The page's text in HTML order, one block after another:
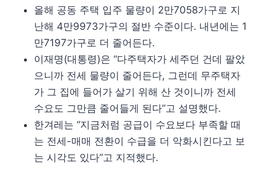
올해 공동 주택 입주 물량이 2만7058가구로 지
난해 4만9973가구의 절반 수준이다. 내년에는 1
만7197가구로 더 줄어든다.
이재명(대통령)은 “다주택자가 세주던 건데 팔았
으니까 전세 물량이 줄어든다, 그런데 무주택자
가 그 집에 들어가 살기 위해 산 것이니까 전세
수요도 그만큼 줄어들게 된다”고 설명했다.
한겨레는 “지금처럼 공급이 수요보다 부족할 때
는 전세-매매 전환이 수급을 더 악화시킨다고 보
는 시각도 있다”고 지적했다.